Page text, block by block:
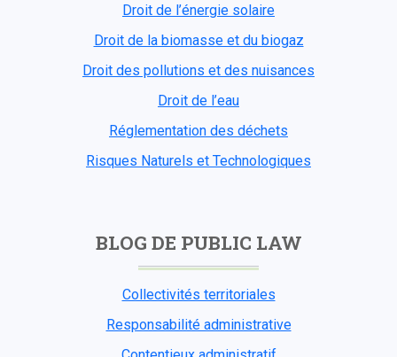
Droit de l’énergie solaire
Droit de la biomasse et du biogaz
Droit des pollutions et des nuisances
Droit de l’eau
Réglementation des déchets
Risques Naturels et Technologiques
BLOG DE PUBLIC LAW
Collectivités territoriales
Responsabilité administrative